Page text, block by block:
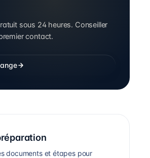
sous 24 heures. Conseiller
contact.
documents et étapes pour